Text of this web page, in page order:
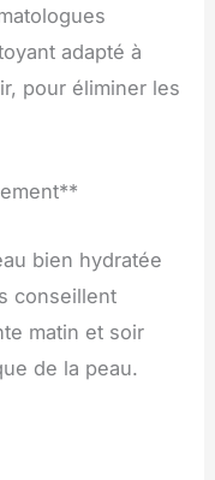
adapté à
pour éliminer les
bien hydratée
conseillent
matin et soir
de la peau.